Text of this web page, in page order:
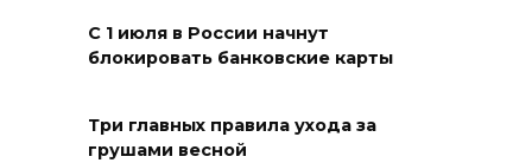
программы «Красота внутри»
07 августа 2026 12:30
Строить. Создавать. Созидать.
С 1 июля в России начнут
блокировать банковские карты
Три главных правила ухода за
грушами весной